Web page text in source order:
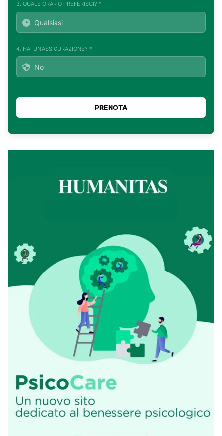
3. QUALE ORARIO PREFERISCI? *
4. HAI UN'ASSICURAZIONE? *